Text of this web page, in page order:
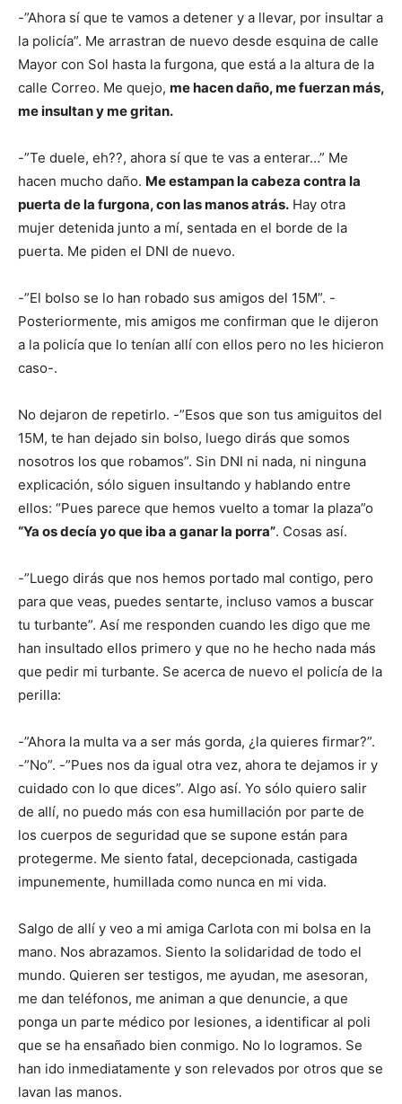
-”Ahora sí que te vamos a detener y a llevar, por insultar a
la policía”. Me arrastran de nuevo desde esquina de calle
Mayor con Sol hasta la furgona, que está a la altura de la
calle Correo. Me quejo, me hacen daño, me fuerzan más,
me insultan y me gritan.
-”Te duele, eh??, ahora sí que te vas a enterar…” Me
hacen mucho daño. Me estampan la cabeza contra la
puerta de la furgona, con las manos atrás. Hay otra
mujer detenida junto a mí, sentada en el borde de la
puerta. Me piden el DNI de nuevo.
-”El bolso se lo han robado sus amigos del 15M”. -
Posteriormente, mis amigos me confirman que le dijeron
a la policía que lo tenían allí con ellos pero no les hicieron
caso-.
No dejaron de repetirlo. -”Esos que son tus amiguitos del
15M, te han dejado sin bolso, luego dirás que somos
nosotros los que robamos”. Sin DNI ni nada, ni ninguna
explicación, sólo siguen insultando y hablando entre
ellos: “Pues parece que hemos vuelto a tomar la plaza”o
“Ya os decía yo que iba a ganar la porra”. Cosas así.
-”Luego dirás que nos hemos portado mal contigo, pero
para que veas, puedes sentarte, incluso vamos a buscar
tu turbante”. Así me responden cuando les digo que me
han insultado ellos primero y que no he hecho nada más
que pedir mi turbante. Se acerca de nuevo el policía de la
perilla:
-”Ahora la multa va a ser más gorda, ¿la quieres firmar?”.
-”No”. -”Pues nos da igual otra vez, ahora te dejamos ir y
cuidado con lo que dices”. Algo así. Yo sólo quiero salir
de allí, no puedo más con esa humillación por parte de
los cuerpos de seguridad que se supone están para
protegerme. Me siento fatal, decepcionada, castigada
impunemente, humillada como nunca en mi vida.
Salgo de allí y veo a mi amiga Carlota con mi bolsa en la
mano. Nos abrazamos. Siento la solidaridad de todo el
mundo. Quieren ser testigos, me ayudan, me asesoran,
me dan teléfonos, me animan a que denuncie, a que
ponga un parte médico por lesiones, a identificar al poli
que se ha ensañado bien conmigo. No lo logramos. Se
han ido inmediatamente y son relevados por otros que se
lavan las manos.